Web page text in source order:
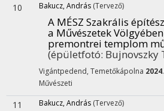
10 Bakucz, András (Tervező)
A MÉSZ Szakrális
a Művészetek Völgyében
premontrei templom
(épületfotó: Bujnovszky
Vigántpedend, Temetőkápolna 2024
Művészeti
11 Bakucz, András (Tervező)